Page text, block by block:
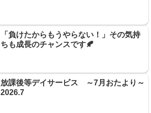
「負けたからもうやらない！」その気持
ちも成長のチャンスです🍂
放課後等デイサービス ～7月おたより～
2026.7